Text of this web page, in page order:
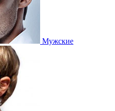
Мужские